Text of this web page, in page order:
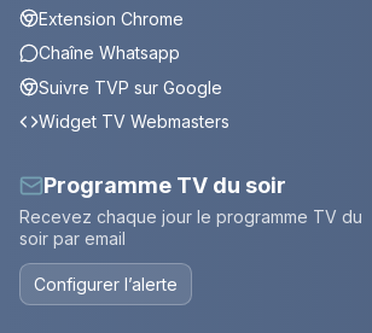
Extension Chrome
Chaîne Whatsapp
Suivre TVP sur Google
Widget TV Webmasters
Programme TV du soir
Recevez chaque jour le programme TV du
soir par email
Configurer l’alerte